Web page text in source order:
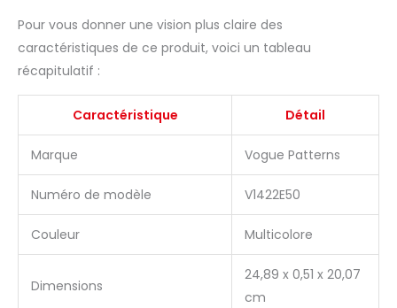
Pour vous donner une vision plus claire des
caractéristiques de ce produit, voici un tableau
récapitulatif :
Caractéristique Détail
Marque Vogue Patterns
Numéro de modèle V1422E50
Couleur Multicolore
Dimensions
24,89 x 0,51 x 20,07
cm